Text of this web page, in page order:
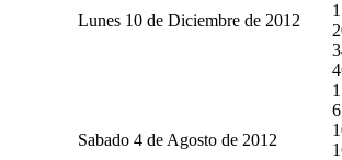
Lunes 10 de Diciembre de 2012
Sabado 4 de Agosto de 2012
1
6